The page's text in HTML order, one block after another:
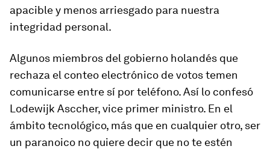
apacible y menos arriesgado para nuestra
integridad personal.
Algunos miembros del gobierno holandés que
rechaza el conteo electrónico de votos temen
comunicarse entre sí por teléfono. Así lo confesó
Lodewijk Asccher, vice primer ministro. En el
ámbito tecnológico, más que en cualquier otro, ser
un paranoico no quiere decir que no te estén